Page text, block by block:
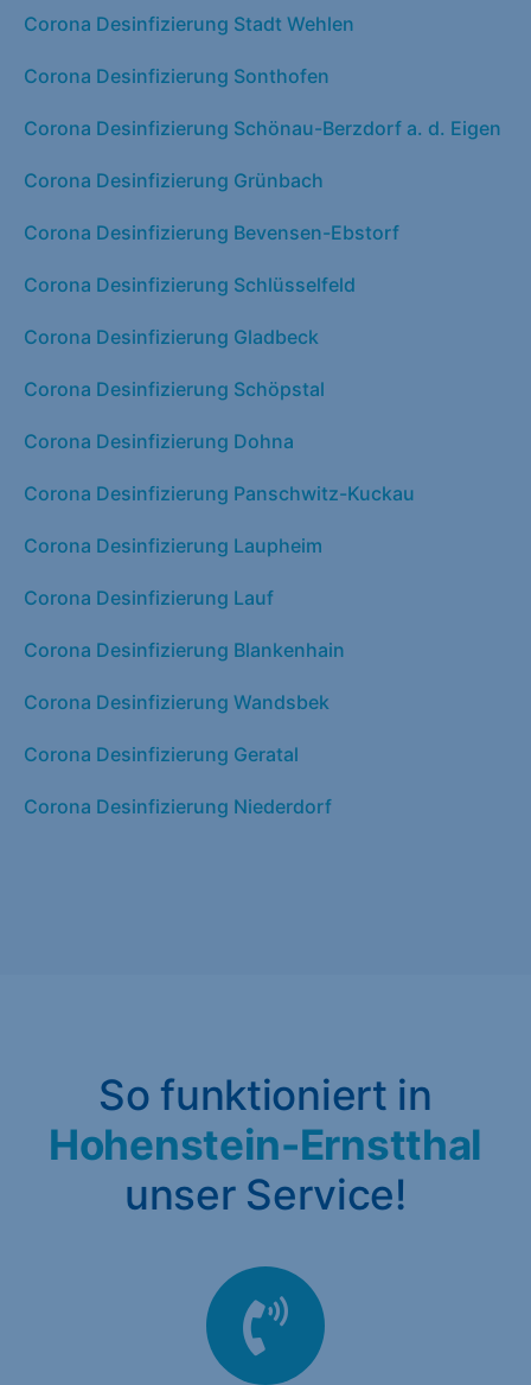
Corona Desinfizierung Stadt Wehlen
Corona Desinfizierung Sonthofen
Corona Desinfizierung Schönau-Berzdorf a. d. Eigen
Corona Desinfizierung Grünbach
Corona Desinfizierung Bevensen-Ebstorf
Corona Desinfizierung Schlüsselfeld
Corona Desinfizierung Gladbeck
Corona Desinfizierung Schöpstal
Corona Desinfizierung Dohna
Corona Desinfizierung Panschwitz-Kuckau
Corona Desinfizierung Laupheim
Corona Desinfizierung Lauf
Corona Desinfizierung Blankenhain
Corona Desinfizierung Wandsbek
Corona Desinfizierung Geratal
Corona Desinfizierung Niederdorf
So funktioniert in
Hohenstein-Ernstthal
unser Service!